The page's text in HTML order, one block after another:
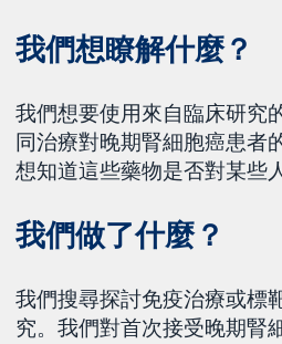
我們想瞭解什麼？
我們想要使用來自臨床研究
同治療對晚期腎細胞癌患者
想知道這些藥物是否對某些
我們做了什麼？
我們搜尋探討免疫治療或標
究。我們對首次接受晚期腎